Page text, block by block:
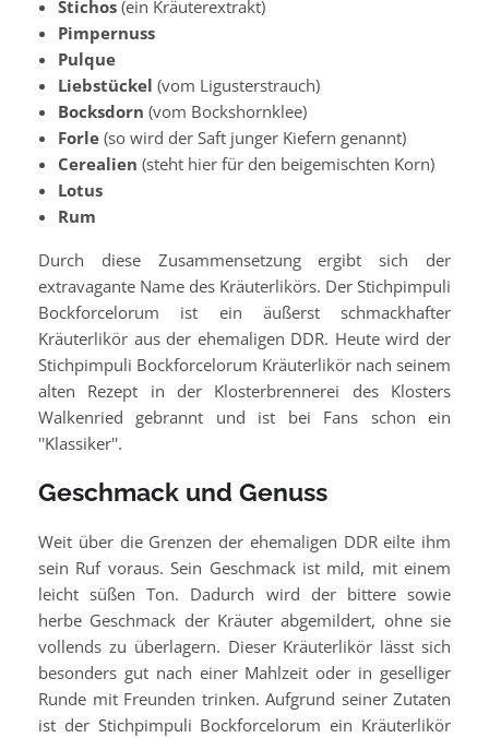
Stichos (ein Kräuterextrakt)
Pimpernuss
Pulque
Liebstückel (vom Ligusterstrauch)
Bocksdorn (vom Bockshornklee)
Forle (so wird der Saft junger Kiefern genannt)
Cerealien (steht hier für den beigemischten Korn)
Lotus
Rum
Durch diese Zusammensetzung ergibt sich der
extravagante Name des Kräuterlikörs. Der Stichpimpuli
Bockforcelorum ist ein äußerst schmackhafter
Kräuterlikör aus der ehemaligen DDR. Heute wird der
Stichpimpuli Bockforcelorum Kräuterlikör nach seinem
alten Rezept in der Klosterbrennerei des Klosters
Walkenried gebrannt und ist bei Fans schon ein
''Klassiker''.
Geschmack und Genuss
Weit über die Grenzen der ehemaligen DDR eilte ihm
sein Ruf voraus. Sein Geschmack ist mild, mit einem
leicht süßen Ton. Dadurch wird der bittere sowie
herbe Geschmack der Kräuter abgemildert, ohne sie
vollends zu überlagern. Dieser Kräuterlikör lässt sich
besonders gut nach einer Mahlzeit oder in geselliger
Runde mit Freunden trinken. Aufgrund seiner Zutaten
ist der Stichpimpuli Bockforcelorum ein Kräuterlikör